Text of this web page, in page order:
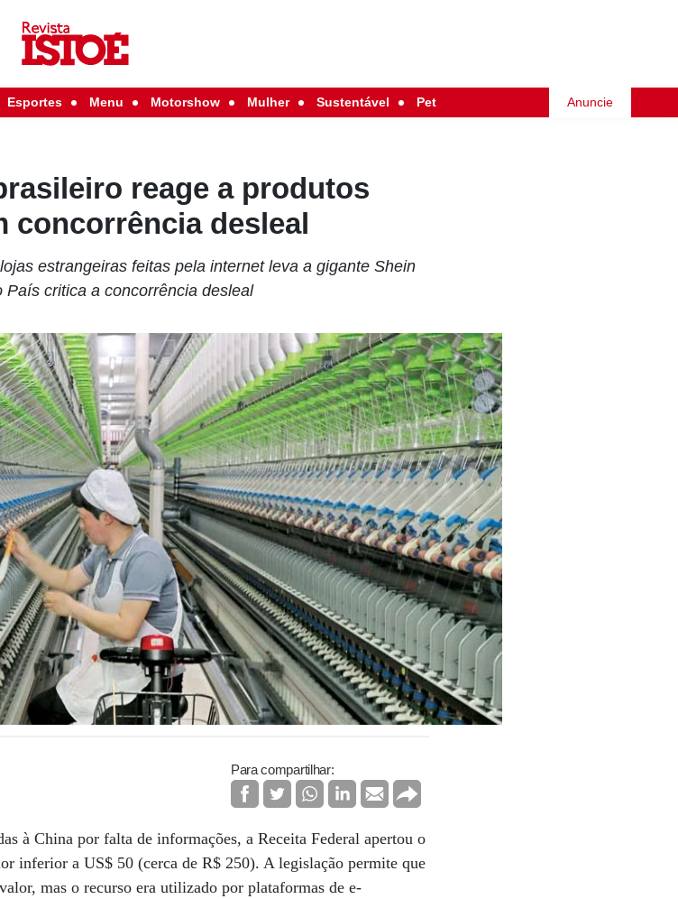
Esportes Menu Motorshow Mulher Sustentável Pet Anuncie
reage a produtos
concorrência desleal
estrangeiras feitas pela internet leva a gigante Shein
critica a concorrência desleal
Para compartilhar:
à China por falta de informações, a Receita Federal apertou o
inferior a US$ 50 (cerca de R$ 250). A legislação permite que
mas o recurso era utilizado por plataformas de e-